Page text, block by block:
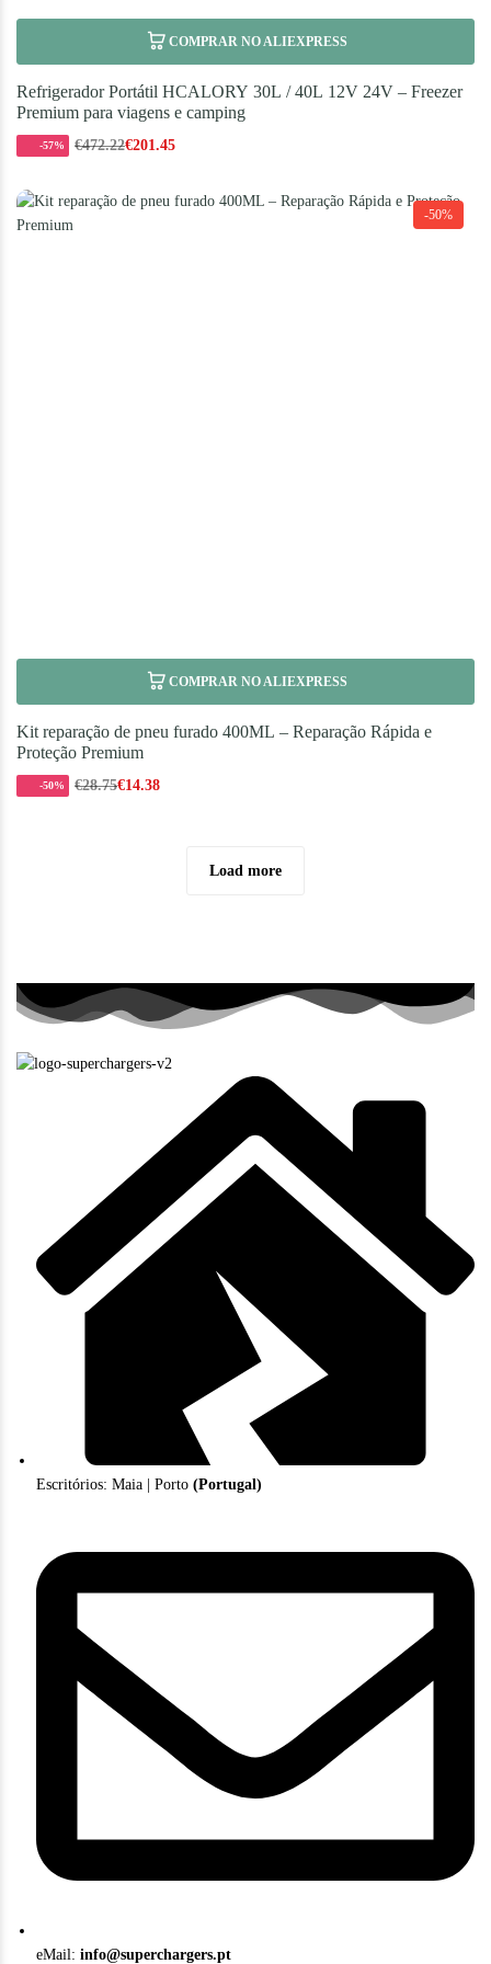
COMPRAR NO ALIEXPRESS
Refrigerador Portátil HCALORY 30L / 40L 12V 24V – Freezer
Premium para viagens e camping
-57% €472.22€201.45
-50%
COMPRAR NO ALIEXPRESS
Kit reparação de pneu furado 400ML – Reparação Rápida e
Proteção Premium
-50% €28.75€14.38
Load more
Escritórios: Maia | Porto(Portugal)
eMail:info@superchargers.pt